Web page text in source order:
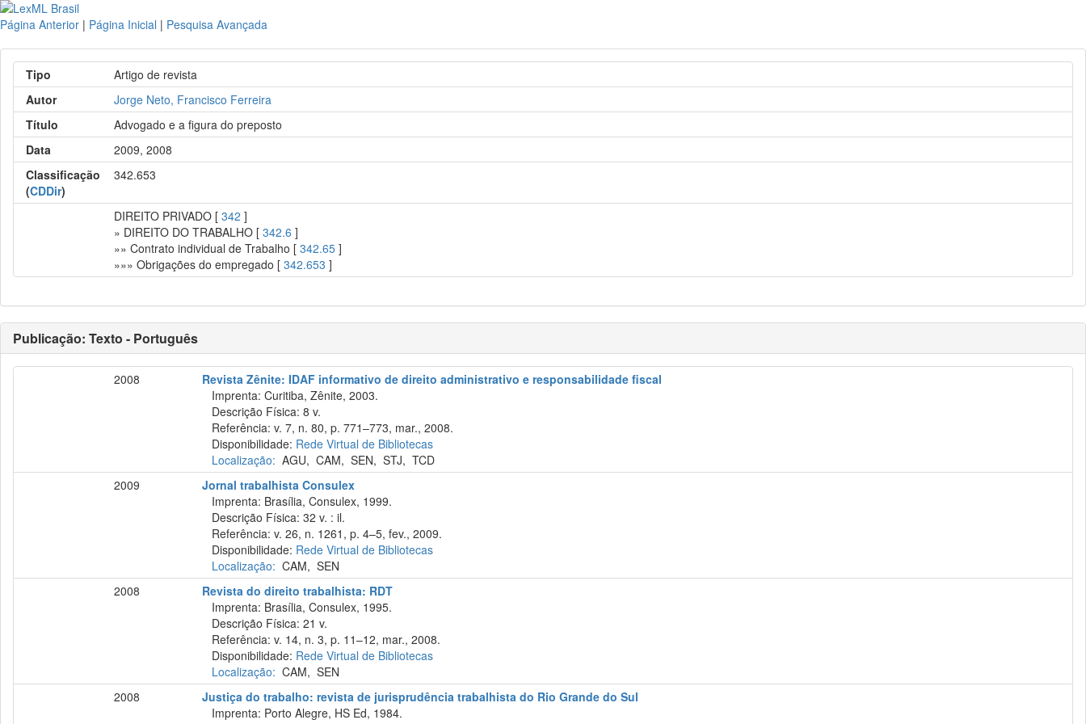
Página Anterior | Página Inicial | Pesquisa Avançada
Tipo
Artigo de revista
Autor
Jorge Neto, Francisco Ferreira
Título
Advogado e a figura do preposto
Data
2009, 2008
Classificação
(CDDir)
342.653
DIREITO PRIVADO [342 ]
» DIREITO DO TRABALHO [342.6 ]
»» Contrato individual de Trabalho [342.65 ]
»»» Obrigações do empregado [342.653 ]
Publicação: Texto - Português
2008
Revista Zênite: IDAF informativo de direito administrativo e responsabilidade fiscal
Imprenta: Curitiba, Zênite, 2003.
Descrição Física: 8 v.
Referência: v. 7, n. 80, p. 771–773, mar., 2008.
Disponibilidade: Rede Virtual de Bibliotecas
Localização: AGU,CAM,SEN,STJ,TCD
2009
Jornal trabalhista Consulex
Imprenta: Brasília, Consulex, 1999.
Descrição Física: 32 v. : il.
Referência: v. 26, n. 1261, p. 4–5, fev., 2009.
Disponibilidade: Rede Virtual de Bibliotecas
Localização: CAM,SEN
2008
Revista do direito trabalhista: RDT
Imprenta: Brasília, Consulex, 1995.
Descrição Física: 21 v.
Referência: v. 14, n. 3, p. 11–12, mar., 2008.
Disponibilidade: Rede Virtual de Bibliotecas
Localização: CAM,SEN
2008
Justiça do trabalho: revista de jurisprudência trabalhista do Rio Grande do Sul
Imprenta: Porto Alegre, HS Ed, 1984.